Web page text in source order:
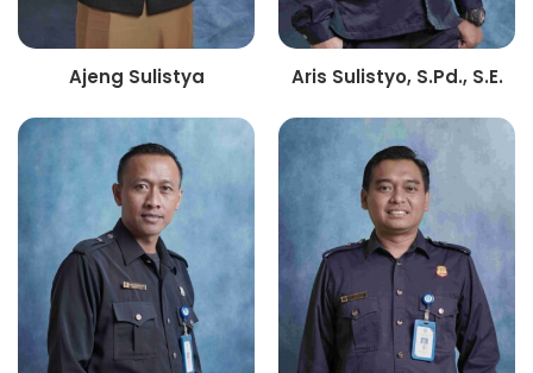
Ajeng Sulistya Aris Sulistyo, S.Pd., S.E.